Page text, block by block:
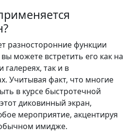
разносторонние функции
можете встретить его как на
так и в
Учитывая факт, что многие
в курсе быстротечной
диковинный экран,
мероприятие, акцентируя
имидже.